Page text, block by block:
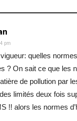
pm
quelles
? On sait ce que les
de pollution par
limités deux fois
!! alors les normes